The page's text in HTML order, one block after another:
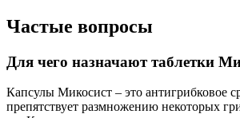
Частые вопросы
Для чего назначают таблетки
Капсулы Микосист – это антигрибковое
препятствует размножению некоторых